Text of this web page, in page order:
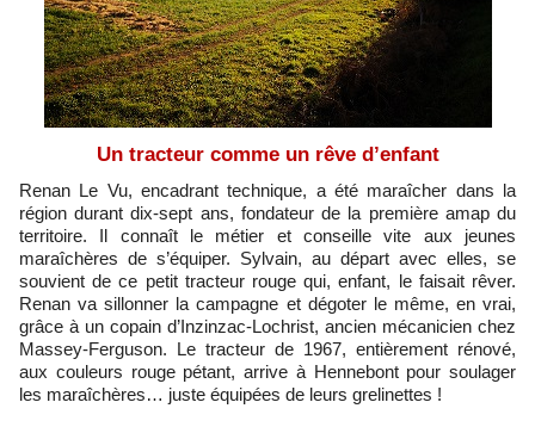
Un tracteur comme un rêve d’enfant
Renan Le Vu, encadrant technique, a été maraîcher dans la
région durant dix-sept ans, fondateur de la première amap du
territoire. Il connaît le métier et conseille vite aux jeunes
maraîchères de s’équiper. Sylvain, au départ avec elles, se
souvient de ce petit tracteur rouge qui, enfant, le faisait rêver.
Renan va sillonner la campagne et dégoter le même, en vrai,
grâce à un copain d’Inzinzac-Lochrist, ancien mécanicien chez
Massey-Ferguson. Le tracteur de 1967, entièrement rénové,
aux couleurs rouge pétant, arrive à Hennebont pour soulager
les maraîchères… juste équipées de leurs grelinettes !